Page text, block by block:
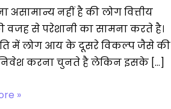
असामान्य नहीं है की लोग वित्तीय
से परेशानी का सामना करते है।
में लोग आय के दूसरे विकल्प जैसे की
करना चुनते है लेकिन इसके […]
»